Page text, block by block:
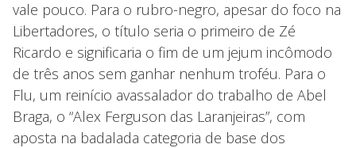
vale pouco. Para o rubro-negro, apesar do foco na
Libertadores, o título seria o primeiro de Zé
Ricardo e significaria o fim de um jejum incômodo
de três anos sem ganhar nenhum troféu. Para o
Flu, um reinício avassalador do trabalho de Abel
Braga, o “Alex Ferguson das Laranjeiras”, com
aposta na badalada categoria de base dos